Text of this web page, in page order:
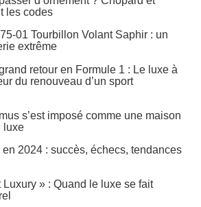
les codes
01 Tourbillon Volant Saphir : un
extrême
retour en Formule 1 : Le luxe à
du renouveau d’un sport
s’est imposé comme une maison
luxe
en 2024 : succès, échecs, tendances
Luxury » : Quand le luxe se fait